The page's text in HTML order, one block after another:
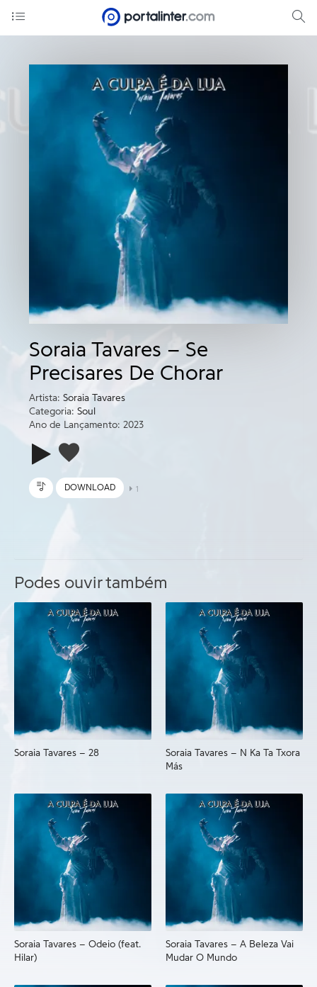
Soraia Tavares – Se
Precisares De Chorar
Artista: Soraia Tavares
Categoria: Soul
Ano de Lançamento: 2023
DOWNLOAD 1
Podes ouvir também
Soraia Tavares – 28
Soraia Tavares – N Ka Ta Txora
Más
Soraia Tavares – Odeio (feat.
Hilar)
Soraia Tavares – A Beleza Vai
Mudar O Mundo